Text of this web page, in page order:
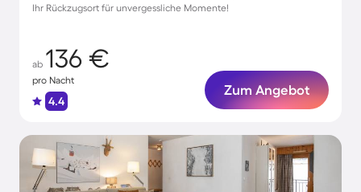
Ihr Rückzugsort für unvergessliche Momente!
ab 136 €
pro Nacht
4.4
Zum Angebot